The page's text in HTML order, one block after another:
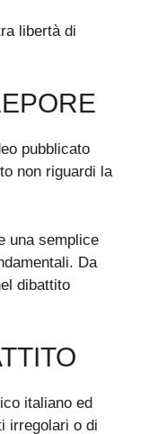
libertà di
pubblicato
non riguardi la
una semplice
Da
dibattito
italiano ed
irregolari o di